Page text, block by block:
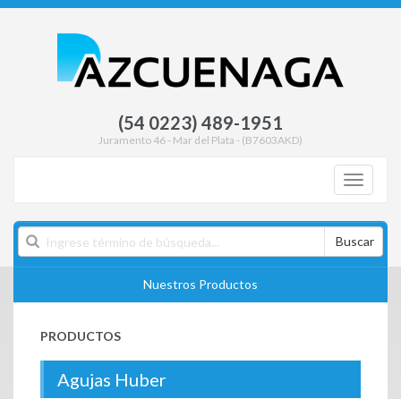
(54 0223) 489-1951
Juramento 46 - Mar del Plata - (B7603AKD)
Toggle
Buscar
Nuestros Productos
PRODUCTOS
Agujas Huber